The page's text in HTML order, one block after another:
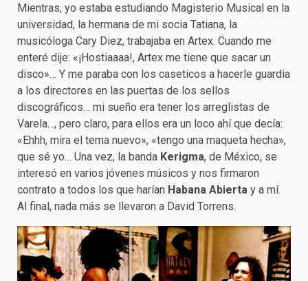
Mientras, yo estaba estudiando Magisterio Musical en la
universidad, la hermana de mi socia Tatiana, la
musicóloga Cary Diez, trabajaba en Artex. Cuando me
enteré dije: «¡Hostiaaaa!, Artex me tiene que sacar un
disco»… Y me paraba con los caseticos a hacerle guardia
a los directores en las puertas de los sellos
discográficos… mi sueño era tener los arreglistas de
Varela…, pero claro, para ellos era un loco ahí que decía:
«Ehhh, mira el tema nuevo», «tengo una maqueta hecha»,
que sé yo… Una vez, la banda Kerigma, de México, se
interesó en varios jóvenes músicos y nos firmaron
contrato a todos los que harían Habana Abierta y a mí.
Al final, nada más se llevaron a David Torrens.